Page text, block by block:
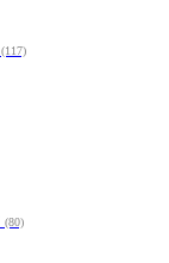
(117)
(80)